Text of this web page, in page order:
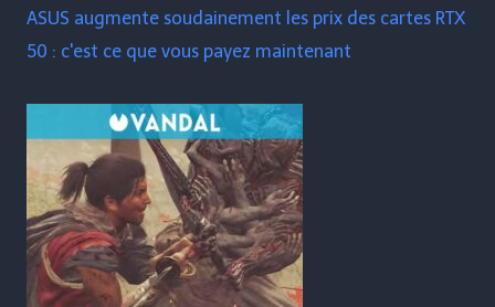
ASUS augmente soudainement les prix des cartes RTX
50 : c'est ce que vous payez maintenant